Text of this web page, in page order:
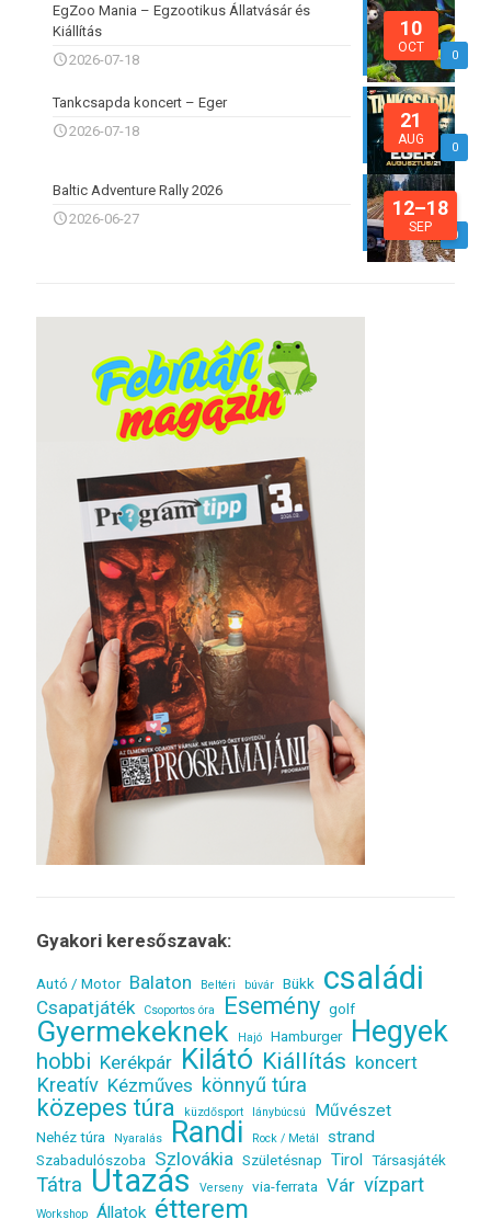
10
OCT
0
EgZoo Mania – Egzootikus Állatvásár és
Kiállítás
2026-07-18
21
AUG
0
Tankcsapda koncert – Eger
2026-07-18
12–18
SEP
0
Baltic Adventure Rally 2026
2026-06-27
Gyakori keresőszavak:
Autó / Motor Balaton Beltéri búvár Bükk családi
Csapatjáték Csoportos óra Esemény golf
Gyermekeknek Hajó Hamburger Hegyek
hobbi Kerékpár Kilátó Kiállítás koncert
Kreatív Kézműves könnyű túra
közepes túra küzdősport lánybúcsú Művészet
Nehéz túra Nyaralás Randi Rock / Metál strand
Szabadulószoba Szlovákia Születésnap Tirol Társasjáték
Tátra Utazás Verseny via-ferrata Vár vízpart
Workshop Állatok étterem